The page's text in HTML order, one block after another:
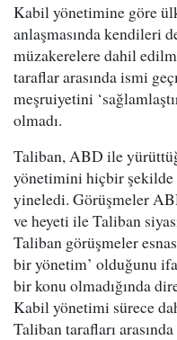
Kabil yönetimine göre
anlaşmasında kendileri
müzakerelere dahil
taraflar arasında ismi
meşruiyetini
olmadı.
Taliban, ABD ile
yönetimini hiçbir şekilde
yineledi. Görüşmeler
ve heyeti ile Taliban
Taliban görüşmeler
bir yönetim’ olduğunu
bir konu olmadığında
Kabil yönetimi sürece
Taliban tarafları